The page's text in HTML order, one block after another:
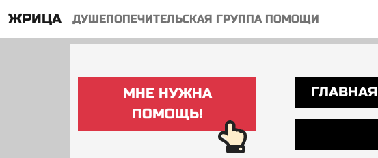
ЖРИЦА ДУШЕПОПЕЧИТЕЛЬСКАЯ ГРУППА ПОМОЩИ
МНЕ НУЖНА
ПОМОЩЬ!
ГЛАВНАЯ